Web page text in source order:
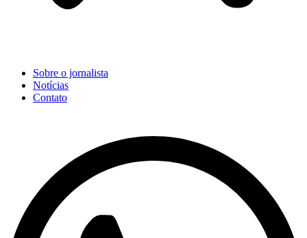
Sobre o jornalista
Notícias
Contato